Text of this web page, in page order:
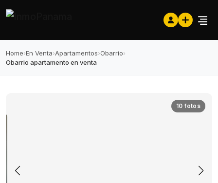
Home›En Venta›Apartamentos›Obarrio›
Obarrio apartamento en venta
10 fotos